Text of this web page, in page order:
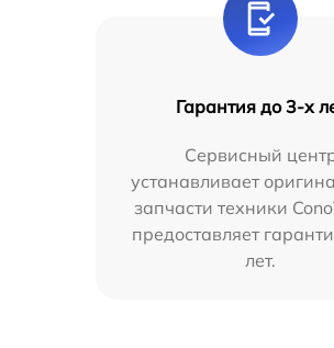
Гарантия до 3-х
Сервисный
устанавливает
запчасти техники
предоставляет
лет.